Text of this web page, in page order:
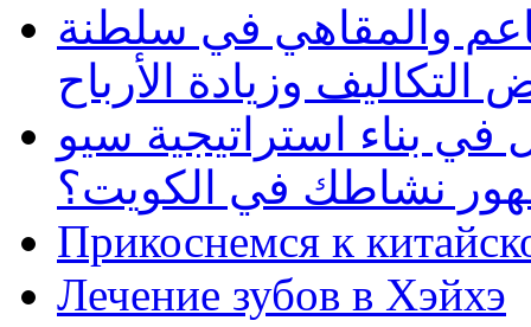
والمقاهي في سلطنة
وزيادة الأرباح
بناء استراتيجية سيو
نشاطك في الكويت؟
Прикоснемся к
Лечение зубов в Хэйхэ